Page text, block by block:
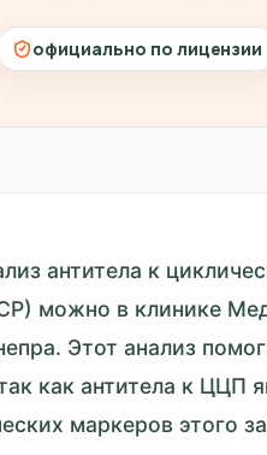
официально по лицензии
антитела к
можно в клинике
Этот анализ
как антитела к ЦЦП
маркеров этого